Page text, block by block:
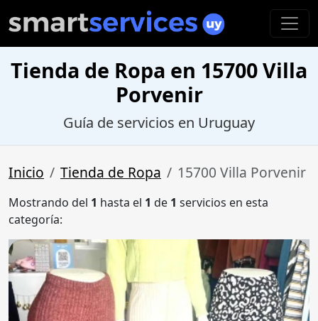
Tienda de Ropa en 15700 Villa
Porvenir
Guía de servicios en Uruguay
Inicio Tienda de Ropa 15700 Villa Porvenir
Mostrando del 1 hasta el 1 de 1 servicios en esta
categoría: